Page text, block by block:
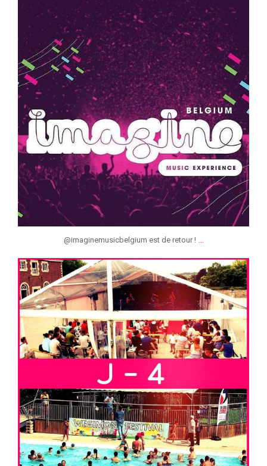
jeunessesmusicaleslg
Mar 3
@imaginemusicbelgium est de retour ! ...
jeunessesmusicaleslg
Juil 4